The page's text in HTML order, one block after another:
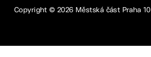
Copyright ©2026 Městská část Praha 10